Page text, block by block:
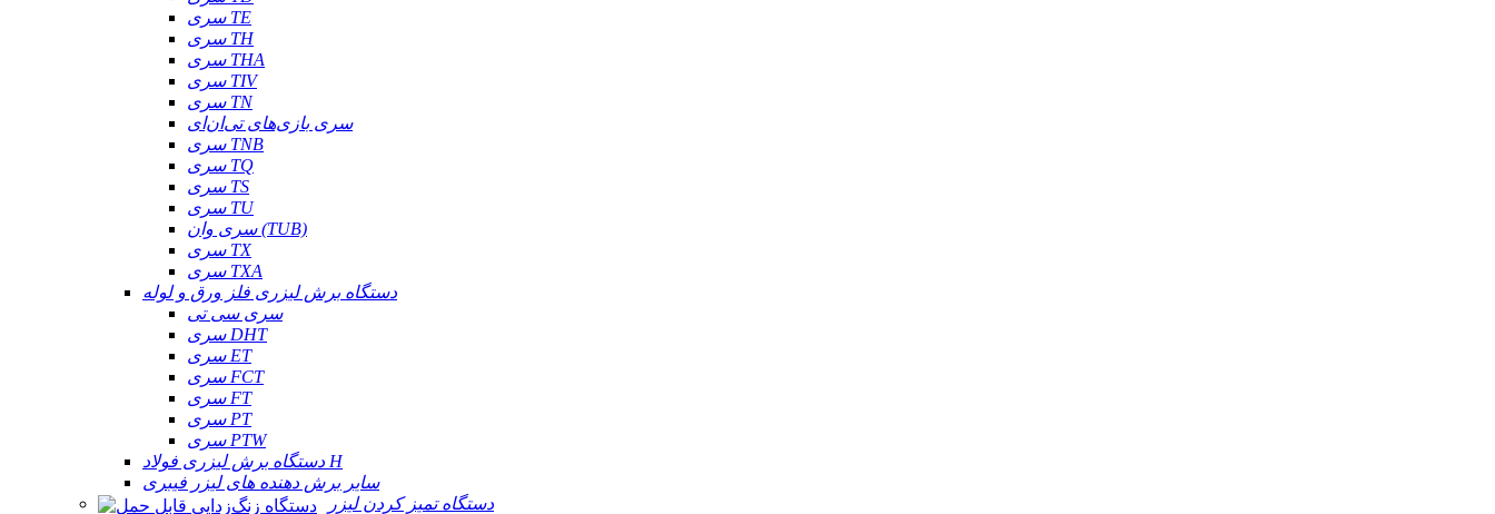
سری TE
سری TH
سری THA
سری TIV
سری TN
سری بازی‌های تی‌ان‌ای
سری TNB
سری TQ
سری TS
سری TU
سری وان (TUB)
سری TX
سری TXA
دستگاه برش لیزری فلز ورق و لوله
سری سی تی
سری DHT
سری ET
سری FCT
سری FT
سری PT
سری PTW
دستگاه برش لیزری فولاد H
سایر برش دهنده های لیزر فیبری
دستگاه تمیز کردن لیزر